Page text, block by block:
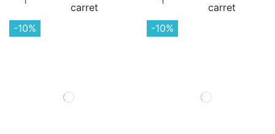
carret
carret
-10%
-10%